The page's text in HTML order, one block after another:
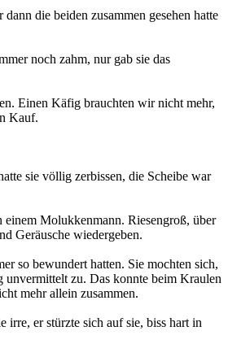
die beiden zusammen gesehen hatte
noch zahm, nur gab sie das
Einen Käfig brauchten wir nicht mehr,
Kauf.
sie völlig zerbissen, die Scheibe war
Molukkenmann. Riesengroß, über
Geräusche wiedergeben.
so bewundert hatten. Sie mochten sich,
unvermittelt zu. Das konnte beim Kraulen
mehr allein zusammen.
er stürzte sich auf sie, biss hart in